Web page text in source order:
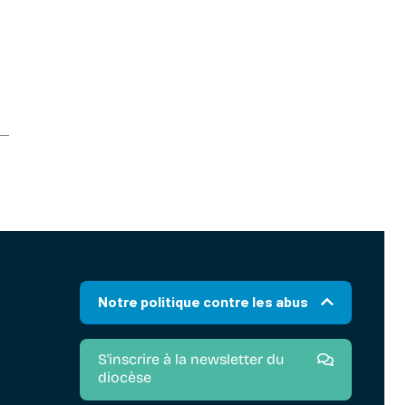
Notre politique contre les abus
S'inscrire à la newsletter du
diocèse